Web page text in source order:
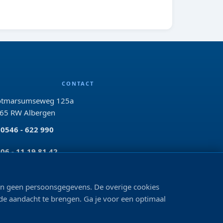
CONTACT
125a
RW Albergen
0546 - 622 990
06 - 11 19 81 42
VOLG ONS
geen persoonsgegevens. De overige cookies
aandacht te brengen. Ga je voor een optimaal